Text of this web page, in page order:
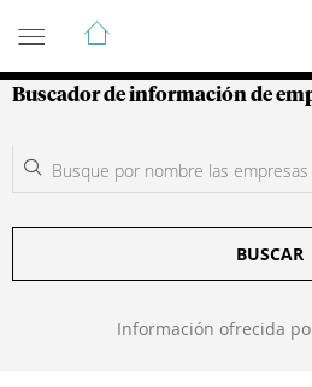
Guía de Empresas
Buscador de información de
BUSCAR
Información ofrecida